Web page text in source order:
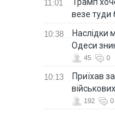
11:01
везе туди
10:38
Наслідки
Одеси
45 0
10:13
Приїхав
192 0